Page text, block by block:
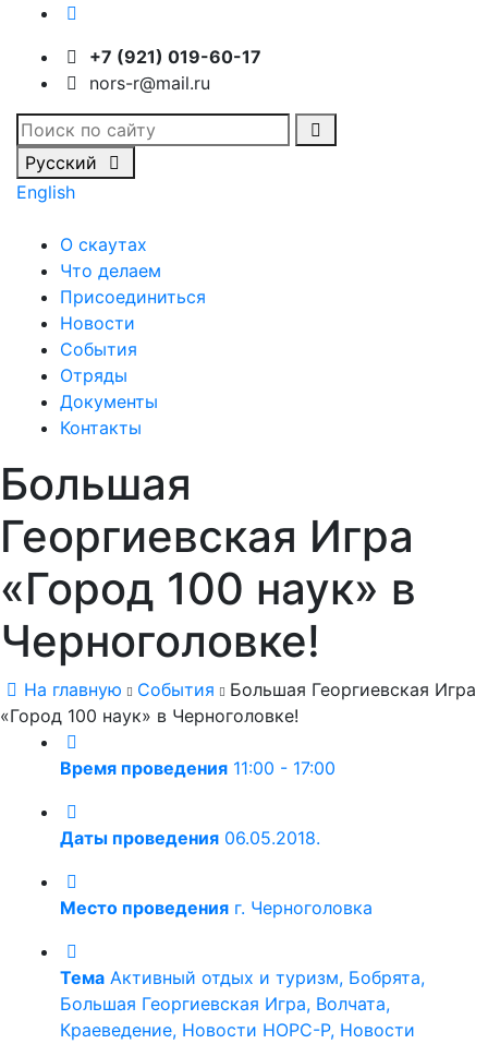
+7 (921) 019-60-17
nors-r@mail.ru
Русский
English
О скаутах
Что делаем
Присоединиться
Новости
События
Отряды
Документы
Контакты
Большая
Георгиевская Игра
«Город 100 наук» в
Черноголовке!
На главную События
Большая Георгиевская Игра
«Город 100 наук» в Черноголовке!
Время проведения 11:00 - 17:00
Даты проведения 06.05.2018.
Место проведения г. Черноголовка
Тема Активный отдых и туризм, Бобрята,
Большая Георгиевская Игра, Волчата,
Краеведение, Новости НОРС-Р, Новости